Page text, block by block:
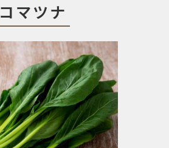
コマツナ